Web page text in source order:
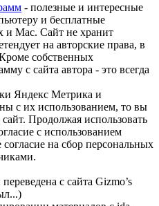
- полезные и интересные
и бесплатные
и Mac. Сайт не хранит
на авторские права, в
собственных
с сайта автора - это всегда
Яндекс Метрика и
с их использованием, то вы
Продолжая использовать
с использованием
на сбор персональных
с сайта Gizmo’s